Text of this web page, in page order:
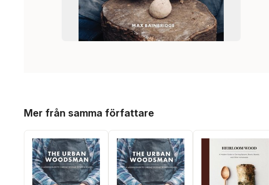
Mer från samma författare